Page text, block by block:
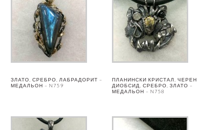
ЗЛАТО, СРЕБРО, ЛАБРАДОРИТ –
МЕДАЛЬОН – N759
ПЛАНИНСКИ КРИСТАЛ, ЧЕРЕН
ДИОБСИД, СРЕБРО, ЗЛАТО –
МЕДАЛЬОН – N758